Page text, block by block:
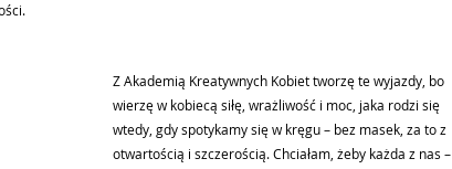
Z Akademią Kreatywnych Kobiet tworzę te wyjazdy, bo
wierzę w kobiecą siłę, wrażliwość i moc, jaka rodzi się
wtedy, gdy spotykamy się w kręgu – bez masek, za to z
otwartością i szczerością. Chciałam, żeby każda z nas –